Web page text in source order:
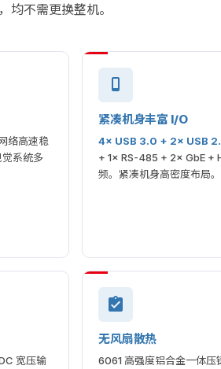
不需更换整机。
络高速稳
系统多
紧凑机身丰富 I/O
4× USB 3.0 + 2× USB
+ 1× RS-485 + 2× GbE +
频。紧凑机身高密度布局。
宽压输
无风扇散热
6061 高强度铝合金一体压